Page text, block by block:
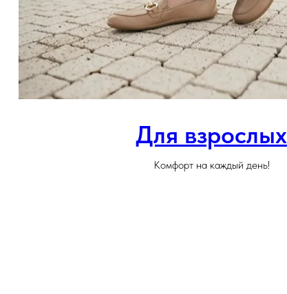
Для взрослых
Комфорт на каждый день!